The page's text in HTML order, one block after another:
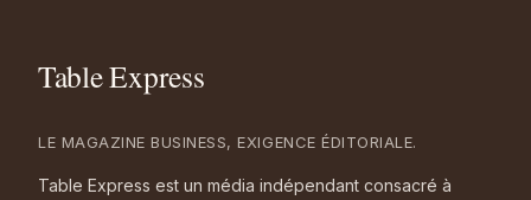
LE MAGAZINE BUSINESS, EXIGENCE ÉDITORIALE.
Table Express est un média indépendant consacré à